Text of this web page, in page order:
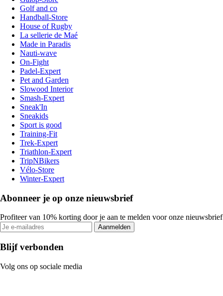
Golf and co
Handball-Store
House of Rugby
La sellerie de Maé
Made in Paradis
Nauti-wave
On-Fight
Padel-Expert
Pet and Garden
Slowood Interior
Smash-Expert
Sneak'In
Sneakids
Sport is good
Training-Fit
Trek-Expert
Triathlon-Expert
TripNBikers
Vélo-Store
Winter-Expert
Abonneer je op onze nieuwsbrief
Profiteer van 10% korting door je aan te melden voor onze nieuwsbrief
Aanmelden
Blijf verbonden
Volg ons op sociale media